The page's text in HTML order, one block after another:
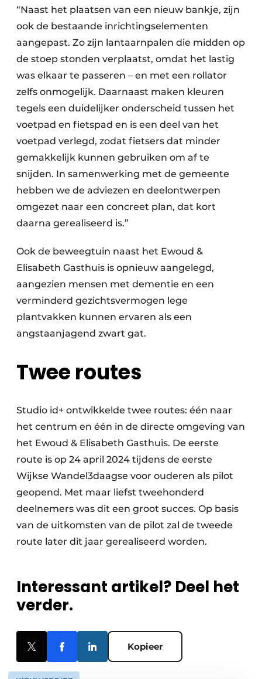
“Naast het plaatsen van een nieuw bankje, zijn
ook de bestaande inrichtingselementen
aangepast. Zo zijn lantaarnpalen die midden op
de stoep stonden verplaatst, omdat het lastig
was elkaar te passeren – en met een rollator
zelfs onmogelijk. Daarnaast maken kleuren
tegels een duidelijker onderscheid tussen het
voetpad en fietspad en is een deel van het
voetpad verlegd, zodat fietsers dat minder
gemakkelijk kunnen gebruiken om af te
snijden. In samenwerking met de gemeente
hebben we de adviezen en deelontwerpen
omgezet naar een concreet plan, dat kort
daarna gerealiseerd is.”
Ook de beweegtuin naast het Ewoud &
Elisabeth Gasthuis is opnieuw aangelegd,
aangezien mensen met dementie en een
verminderd gezichtsvermogen lege
plantvakken kunnen ervaren als een
angstaanjagend zwart gat.
Twee routes
Studio id+ ontwikkelde twee routes: één naar
het centrum en één in de directe omgeving van
het Ewoud & Elisabeth Gasthuis. De eerste
route is op 24 april 2024 tijdens de eerste
Wijkse Wandel3daagse voor ouderen als pilot
geopend. Met maar liefst tweehonderd
deelnemers was dit een groot succes. Op basis
van de uitkomsten van de pilot zal de tweede
route later dit jaar gerealiseerd worden.
Interessant artikel? Deel het
verder.
Kopieer